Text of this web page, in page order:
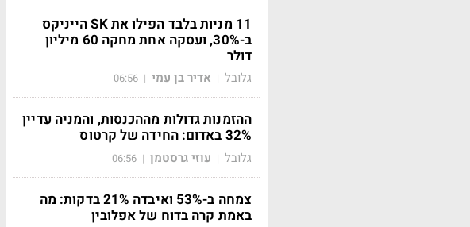
11 מניות בלבד הפילו את SK הייניקס
ב-30%, ועסקה אחת מחקה 60 מיליון
דולר
גלובל | אדיר בן עמי |
06:56
ההזמנות גדולות מההכנסות, והמניה עדיין
32% באדום: החידה של קרטוס
גלובל | עוזי גרסטמן |
06:56
צמחה ב-53% ואיבדה 21% בדקות: מה
באמת קרה בדוח של אפלובין